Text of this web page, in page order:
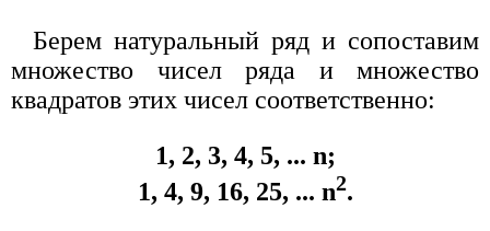
Берем натуральный ряд и сопоставим
множество чисел ряда и множество
квадратов этих чисел соответственно:
1, 2, 3, 4, 5, ... n;
1, 4, 9, 16, 25, ... n2.